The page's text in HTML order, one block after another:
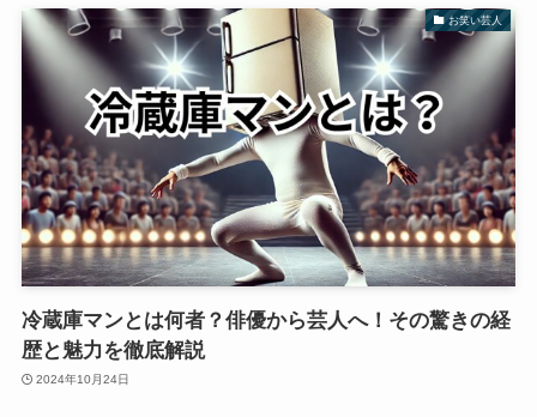
お笑い芸人
冷蔵庫マンとは何者？俳優から芸人へ！その驚きの経
歴と魅力を徹底解説
2024年10月24日